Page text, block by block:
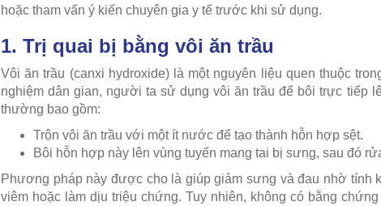
hoặc tham vấn ý kiến chuyên gia y tế trước khi sử dụng.
1. Trị quai bị bằng vôi ăn trầu
Vôi ăn trầu (canxi hydroxide) là một nguyên liệu quen thuộc
nghiệm dân gian, người ta sử dụng vôi ăn trầu để bôi trực tiếp
thường bao gồm:
Trộn vôi ăn trầu với một ít nước để tạo thành hỗn hợp sệt.
Bôi hỗn hợp này lên vùng tuyến mang tai bị sưng, sau đó
Phương pháp này được cho là giúp giảm sưng và đau nhờ tính
viêm hoặc làm dịu triệu chứng. Tuy nhiên, không có bằng